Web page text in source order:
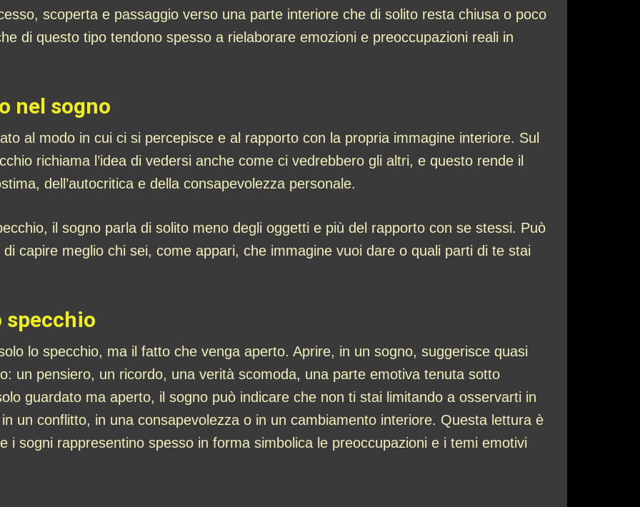
scoperta e passaggio verso una parte interiore che di solito resta chiusa o poco
di questo tipo tendono spesso a rielaborare emozioni e preoccupazioni reali in
nel sogno
al modo in cui ci si percepisce e al rapporto con la propria immagine interiore. Sul
richiama l’idea di vedersi anche come ci vedrebbero gli altri, e questo rende il
dell’autocritica e della consapevolezza personale.
il sogno parla di solito meno degli oggetti e più del rapporto con se stessi. Può
capire meglio chi sei, come appari, che immagine vuoi dare o quali parti di te stai
lo specchio, ma il fatto che venga aperto. Aprire, in un sogno, suggerisce quasi
un pensiero, un ricordo, una verità scomoda, una parte emotiva tenuta sotto
guardato ma aperto, il sogno può indicare che non ti stai limitando a osservarti in
un conflitto, in una consapevolezza o in un cambiamento interiore. Questa lettura è
i sogni rappresentino spesso in forma simbolica le preoccupazioni e i temi emotivi